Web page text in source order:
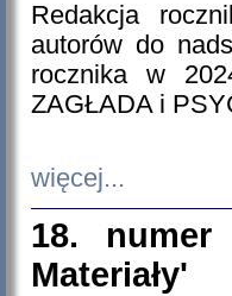
Redakcja
autorów do
rocznika w
ZAGŁADA i
więcej...
18. numer
Materiały'